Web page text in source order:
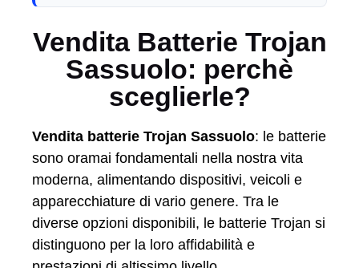
Vendita Batterie Trojan
Sassuolo: perchè
sceglierle?
Vendita batterie Trojan Sassuolo: le batterie
sono oramai fondamentali nella nostra vita
moderna, alimentando dispositivi, veicoli e
apparecchiature di vario genere. Tra le
diverse opzioni disponibili, le batterie Trojan si
distinguono per la loro affidabilità e